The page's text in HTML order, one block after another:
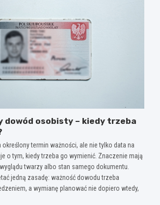
dowód osobisty – kiedy trzeba
termin ważności, ale nie tylko data na
o tym, kiedy trzeba go wymienić. Znaczenie mają
twarzy albo stan samego dokumentu.
jedną zasadę: ważność dowodu trzeba
a wymianę planować nie dopiero wtedy,